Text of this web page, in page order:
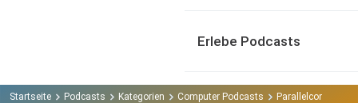
Erlebe Podcasts
Startseite Podcasts Kategorien Computer Podcasts Parallelcomputer